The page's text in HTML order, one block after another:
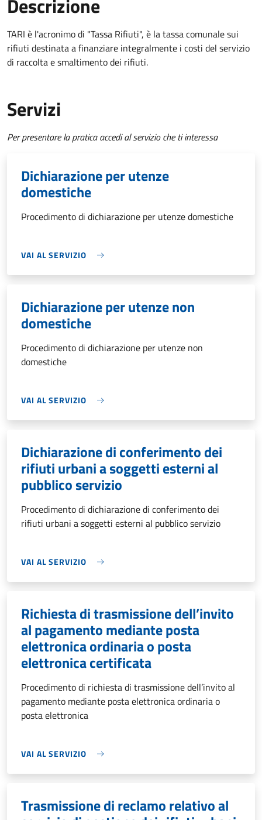
Descrizione
TARI è l'acronimo di "Tassa Rifiuti", è la tassa comunale sui
rifiuti destinata a finanziare integralmente i costi del servizio
di raccolta e smaltimento dei rifiuti.
Servizi
Per presentare la pratica accedi al servizio che ti interessa
Dichiarazione per utenze
domestiche
Procedimento di dichiarazione per utenze domestiche
VAI AL SERVIZIO
Dichiarazione per utenze non
domestiche
Procedimento di dichiarazione per utenze non
domestiche
VAI AL SERVIZIO
Dichiarazione di conferimento dei
rifiuti urbani a soggetti esterni al
pubblico servizio
Procedimento di dichiarazione di conferimento dei
rifiuti urbani a soggetti esterni al pubblico servizio
VAI AL SERVIZIO
Richiesta di trasmissione dell’invito
al pagamento mediante posta
elettronica ordinaria o posta
elettronica certificata
Procedimento di richiesta di trasmissione dell’invito al
pagamento mediante posta elettronica ordinaria o
posta elettronica
VAI AL SERVIZIO
Trasmissione di reclamo relativo al